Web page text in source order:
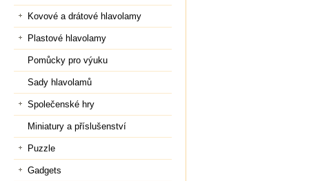
Kovové a drátové hlavolamy
Plastové hlavolamy
Pomůcky pro výuku
Sady hlavolamů
Společenské hry
Miniatury a příslušenství
Puzzle
Gadgets